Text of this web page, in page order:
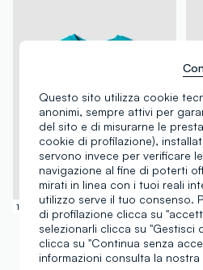
100% Cotone
FAGOTTINO
T-shirt azzurra in puro cotone organico con stampa regular fit per bimbo
€ 3,95-50%€ 1,97
€
Questo sito utilizza cookie
anonimi, sempre attivi per
del sito e di misurarne le
cookie di profilazione),
servono invece per verificare
navigazione al fine di poterti
mirati in linea con i tuoi reali
utilizzo serve il tuo consenso.
di profilazione clicca su
selezionarli clicca su "Gestisci
clicca su "Continua senza
informazioni consulta la nostra